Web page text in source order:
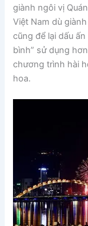
giành ngôi vị
Việt Nam dù
cũng để lại dấu
bình” sử dụng
chương trình hài
hoa.